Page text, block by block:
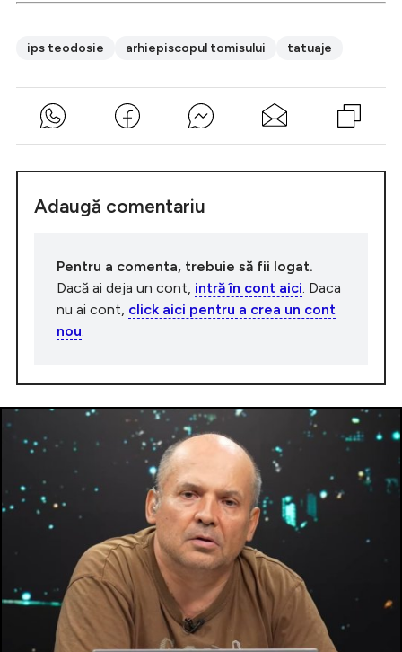
ips teodosie arhiepiscopul tomisului tatuaje
Adaugă comentariu
Pentru a comenta, trebuie să fii logat.
Dacă ai deja un cont, intră în cont aici . Daca
nu ai cont, click aici pentru a crea un cont
nou